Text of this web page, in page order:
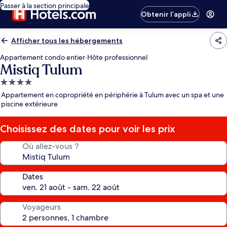
Passer à la section principale
Obtenir l’appli
Afficher tous les hébergements
Appartement condo entier·Hôte professionnel
Mistiq Tulum
Hébergement
4.0 étoiles
Appartement en copropriété en périphérie à Tulum avec un spa et une
piscine extérieure
Choisissez des dates pour voir les prix
Où allez-vous ?
Dates
Voyageurs